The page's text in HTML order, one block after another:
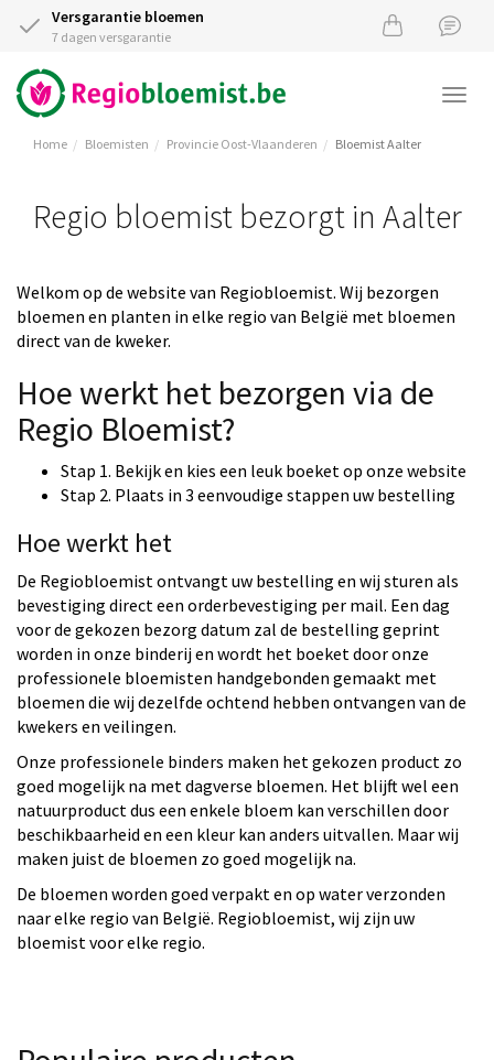
Versgarantie bloemen
7 dagen versgarantie
Home Bloemisten Provincie Oost-Vlaanderen Bloemist Aalter
Regio bloemist bezorgt in Aalter
Welkom op de website van Regiobloemist. Wij bezorgen
bloemen en planten in elke regio van België met bloemen
direct van de kweker.
Hoe werkt het bezorgen via de
Regio Bloemist?
Stap 1. Bekijk en kies een leuk boeket op onze website
Stap 2. Plaats in 3 eenvoudige stappen uw bestelling
Hoe werkt het
De Regiobloemist ontvangt uw bestelling en wij sturen als
bevestiging direct een orderbevestiging per mail. Een dag
voor de gekozen bezorg datum zal de bestelling geprint
worden in onze binderij en wordt het boeket door onze
professionele bloemisten handgebonden gemaakt met
bloemen die wij dezelfde ochtend hebben ontvangen van de
kwekers en veilingen.
Onze professionele binders maken het gekozen product zo
goed mogelijk na met dagverse bloemen. Het blijft wel een
natuurproduct dus een enkele bloem kan verschillen door
beschikbaarheid en een kleur kan anders uitvallen. Maar wij
maken juist de bloemen zo goed mogelijk na.
De bloemen worden goed verpakt en op water verzonden
naar elke regio van België. Regiobloemist, wij zijn uw
bloemist voor elke regio.